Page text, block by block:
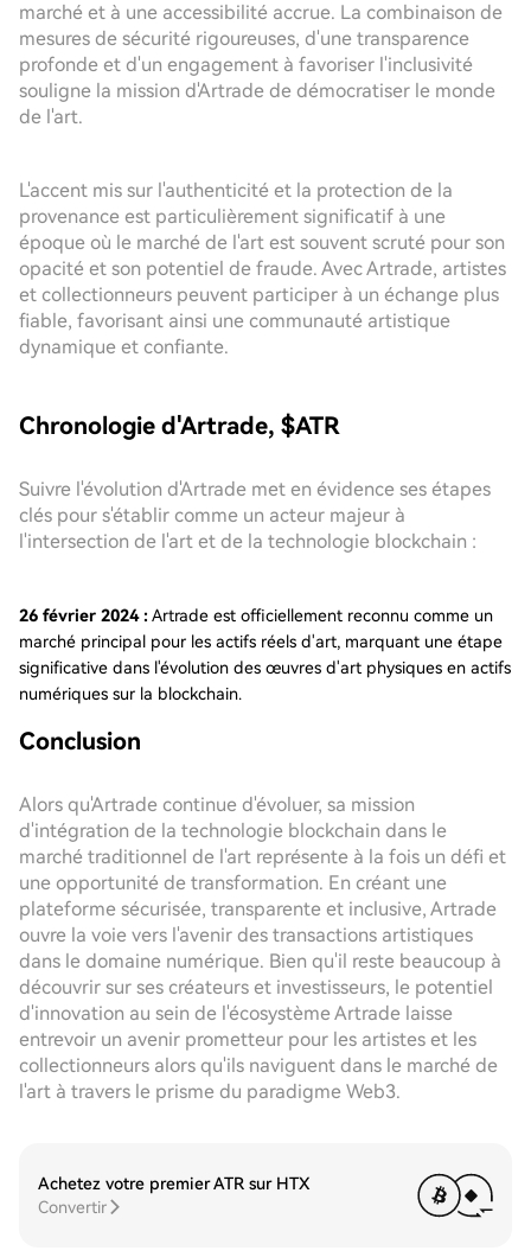
marché et à une accessibilité accrue. La combinaison de
mesures de sécurité rigoureuses, d'une transparence
profonde et d'un engagement à favoriser l'inclusivité
souligne la mission d'Artrade de démocratiser le monde
de l'art.
L'accent mis sur l'authenticité et la protection de la
provenance est particulièrement significatif à une
époque où le marché de l'art est souvent scruté pour son
opacité et son potentiel de fraude. Avec Artrade, artistes
et collectionneurs peuvent participer à un échange plus
fiable, favorisant ainsi une communauté artistique
dynamique et confiante.
Chronologie d'Artrade, $ATR
Suivre l'évolution d'Artrade met en évidence ses étapes
clés pour s'établir comme un acteur majeur à
l'intersection de l'art et de la technologie blockchain :
26 février 2024 : Artrade est officiellement reconnu comme un
marché principal pour les actifs réels d'art, marquant une étape
significative dans l'évolution des œuvres d'art physiques en actifs
numériques sur la blockchain.
Conclusion
Alors qu'Artrade continue d'évoluer, sa mission
d'intégration de la technologie blockchain dans le
marché traditionnel de l'art représente à la fois un défi et
une opportunité de transformation. En créant une
plateforme sécurisée, transparente et inclusive, Artrade
ouvre la voie vers l'avenir des transactions artistiques
dans le domaine numérique. Bien qu'il reste beaucoup à
découvrir sur ses créateurs et investisseurs, le potentiel
d'innovation au sein de l'écosystème Artrade laisse
entrevoir un avenir prometteur pour les artistes et les
collectionneurs alors qu'ils naviguent dans le marché de
l'art à travers le prisme du paradigme Web3.
Achetez votre premier ATR sur HTX
Convertir